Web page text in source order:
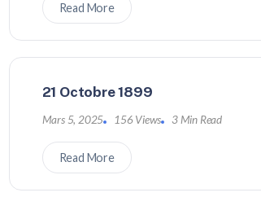
Read More
21 Octobre 1899
Mars 5, 2025 156 Views 3 Min Read
Read More